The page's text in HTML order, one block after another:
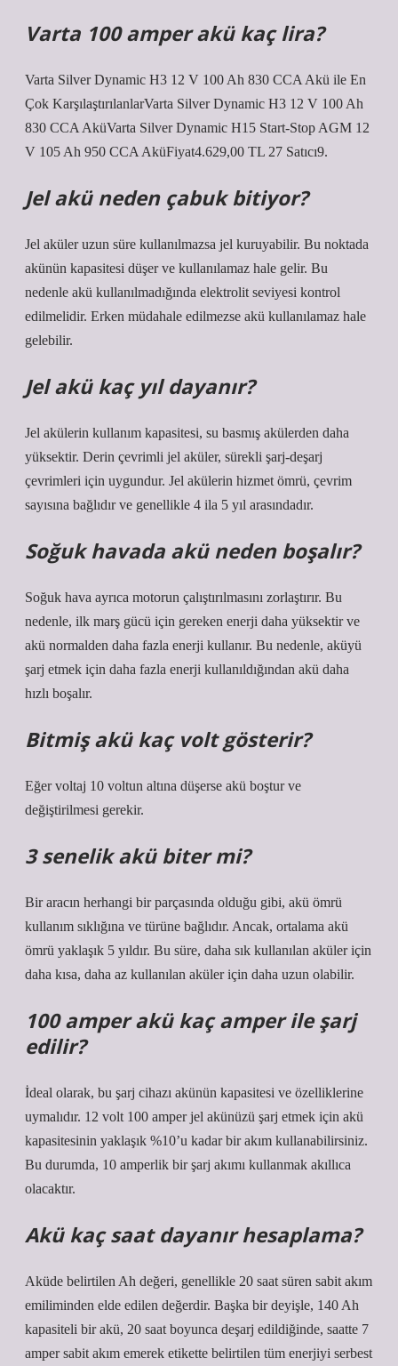
Varta 100 amper akü kaç lira?
Varta Silver Dynamic H3 12 V 100 Ah 830 CCA Akü ile En
Çok KarşılaştırılanlarVarta Silver Dynamic H3 12 V 100 Ah
830 CCA AküVarta Silver Dynamic H15 Start-Stop AGM 12
V 105 Ah 950 CCA AküFiyat4.629,00 TL 27 Satıcı9.
Jel akü neden çabuk bitiyor?
Jel aküler uzun süre kullanılmazsa jel kuruyabilir. Bu noktada
akünün kapasitesi düşer ve kullanılamaz hale gelir. Bu
nedenle akü kullanılmadığında elektrolit seviyesi kontrol
edilmelidir. Erken müdahale edilmezse akü kullanılamaz hale
gelebilir.
Jel akü kaç yıl dayanır?
Jel akülerin kullanım kapasitesi, su basmış akülerden daha
yüksektir. Derin çevrimli jel aküler, sürekli şarj-deşarj
çevrimleri için uygundur. Jel akülerin hizmet ömrü, çevrim
sayısına bağlıdır ve genellikle 4 ila 5 yıl arasındadır.
Soğuk havada akü neden boşalır?
Soğuk hava ayrıca motorun çalıştırılmasını zorlaştırır. Bu
nedenle, ilk marş gücü için gereken enerji daha yüksektir ve
akü normalden daha fazla enerji kullanır. Bu nedenle, aküyü
şarj etmek için daha fazla enerji kullanıldığından akü daha
hızlı boşalır.
Bitmiş akü kaç volt gösterir?
Eğer voltaj 10 voltun altına düşerse akü boştur ve
değiştirilmesi gerekir.
3 senelik akü biter mi?
Bir aracın herhangi bir parçasında olduğu gibi, akü ömrü
kullanım sıklığına ve türüne bağlıdır. Ancak, ortalama akü
ömrü yaklaşık 5 yıldır. Bu süre, daha sık kullanılan aküler için
daha kısa, daha az kullanılan aküler için daha uzun olabilir.
100 amper akü kaç amper ile şarj
edilir?
İdeal olarak, bu şarj cihazı akünün kapasitesi ve özelliklerine
uymalıdır. 12 volt 100 amper jel akünüzü şarj etmek için akü
kapasitesinin yaklaşık %10’u kadar bir akım kullanabilirsiniz.
Bu durumda, 10 amperlik bir şarj akımı kullanmak akıllıca
olacaktır.
Akü kaç saat dayanır hesaplama?
Aküde belirtilen Ah değeri, genellikle 20 saat süren sabit akım
emiliminden elde edilen değerdir. Başka bir deyişle, 140 Ah
kapasiteli bir akü, 20 saat boyunca deşarj edildiğinde, saatte 7
amper sabit akım emerek etikette belirtilen tüm enerjiyi serbest